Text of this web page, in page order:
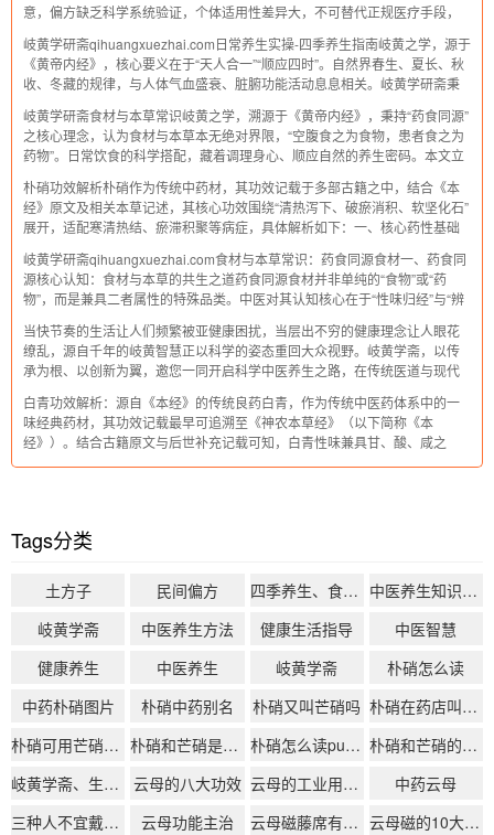
意，偏方缺乏科学系统验证，个体适用性差异大，不可替代正规医疗手段，
方，仅供参考。一、食疗方食疗方以日常食材
岐黄学研斋qihuangxuezhai.com日常养生实操-四季养生指南岐黄之学，源于
《黄帝内经》，核心要义在于“天人合一”“顺应四时”。自然界春生、夏长、秋
收、冬藏的规律，与人体气血盛衰、脏腑功能活动息息相关。岐黄学研斋秉
合时令调养身
岐黄学研斋食材与本草常识岐黄之学，溯源于《黄帝内经》，秉持“药食同源”
之核心理念，认为食材与本草本无绝对界限，“空腹食之为食物，患者食之为
药物”。日常饮食的科学搭配，藏着调理身心、顺应自然的养生密码。本文立
一、核心理念：药食同源与性味
朴硝功效解析朴硝作为传统中药材，其功效记载于多部古籍之中，结合《本
经》原文及相关本草记述，其核心功效围绕“清热泻下、破瘀消积、软坚化石”
展开，适配寒清热结、瘀滞积聚等病症，具体解析如下：一、核心药性基础
体内热邪，“辛”“苦”之味则
岐黄学研斋qihuangxuezhai.com食材与本草常识：药食同源食材一、药食同
源核心认知：食材与本草的共生之道药食同源食材并非单纯的“食物”或“药
物”，而是兼具二者属性的特殊品类。中医对其认知核心在于“性味归经”与“辨
对应特定脏
当快节奏的生活让人们频繁被亚健康困扰，当层出不穷的健康理念让人眼花
缭乱，源自千年的岐黄智慧正以科学的姿态重回大众视野。岐黄学斋，以传
承为根、以创新为翼，邀您一同开启科学中医养生之路，在传统医道与现代
岐黄之韵，藏着中国人的生命智慧。作为
白青功效解析：源自《本经》的传统良药白青，作为传统中医药体系中的一
味经典药材，其功效记载最早可追溯至《神农本草经》（以下简称《本
经》）。结合古籍原文与后世补充记载可知，白青性味兼具甘、酸、咸之
Tags分类
土方子 民间偏方 四季养生、食疗药膳、经络按摩
中医养生知识大全
岐黄学斋
中医养生方法 健康生活指导
中医智慧
健康养生
中医养生 岐黄学斋
朴硝怎么读
中药朴硝图片
朴硝中药别名 朴硝又叫芒硝吗
朴硝在药店叫什么
朴硝可用芒硝代替吗
朴硝和芒硝是一个药吗 朴硝怎么读pu还是po
朴硝和芒硝的区别
岐黄学斋、生活化中医、中医日常养生
云母的八大功效 云母的工业用途是什么
中药云母
三种人不宜戴海云母
云母功能主治 云母磁藤席有什么功效
云母磁的10大功效